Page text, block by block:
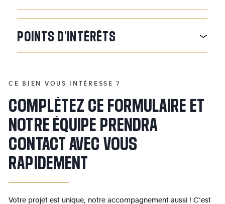
POINTS D'INTÉRÊTS
CE BIEN VOUS INTÉRESSE ?
COMPLÉTEZ CE FORMULAIRE ET
NOTRE ÉQUIPE PRENDRA
CONTACT AVEC VOUS
RAPIDEMENT
Votre projet est unique, notre accompagnement aussi ! C’est